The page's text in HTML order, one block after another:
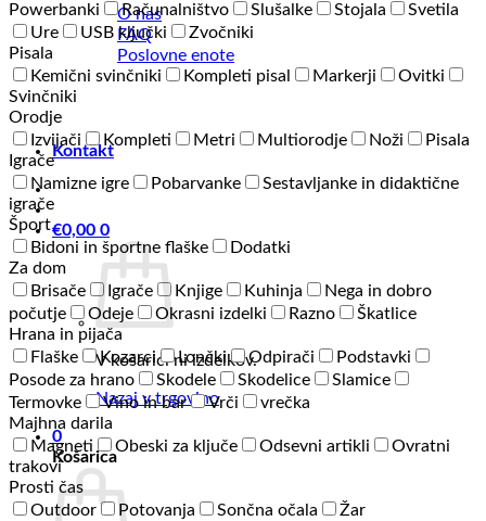
O nas
FAQ
Poslovne enote
Kontakt
€0,00 0
V košarici ni izdelkov.
Nazaj v trgovino
0
Košarica
Powerbanki
Računalništvo Slušalke Stojala
Svetila
Ure
USB ključki
Zvočniki
Pisala
Kemični svinčniki
Kompleti pisal Markerji
Ovitki
Svinčniki
Orodje
Izvijači
Kompleti Metri Multiorodje Noži
Pisala
Igrače
Namizne igre
Pobarvanke
Sestavljanke in didaktične
igrače
Šport
Bidoni in športne flaške
Dodatki
Za dom
Brisače
Igrače Knjige Kuhinja
Nega in dobro
počutje
Odeje Okrasni izdelki Razno
Škatlice
Hrana in pijača
Flaške
Kozarci Lončki Odpirači
Podstavki
Posode za hrano
Skodele Skodelice
Slamice
Termovke
Vino in bar Vrči
vrečka
Majhna darila
Magneti
Obeski za ključe Odsevni artikli
Ovratni
trakovi
Prosti čas
Outdoor
Potovanja Sončna očala
Žar